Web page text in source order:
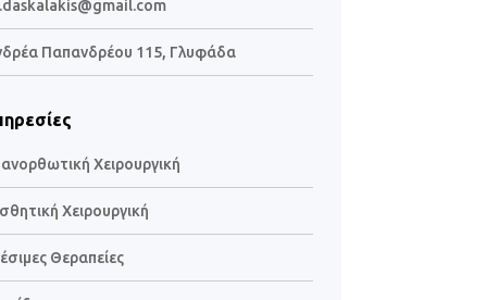
Παπανδρέου 115, Γλυφάδα
Χειρουργική
Χειρουργική
Θεραπείες